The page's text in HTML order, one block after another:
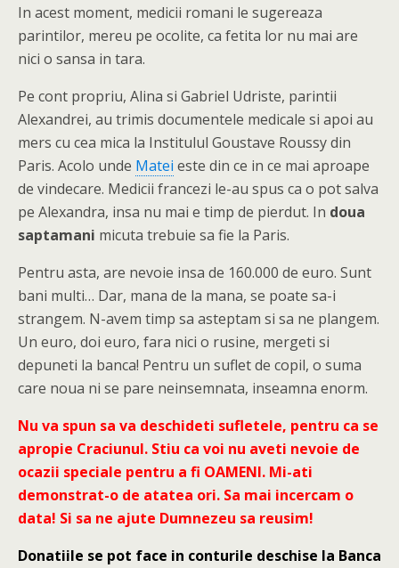
In acest moment, medicii romani le sugereaza
parintilor, mereu pe ocolite, ca fetita lor nu mai are
nici o sansa in tara.
Pe cont propriu, Alina si Gabriel Udriste, parintii
Alexandrei, au trimis documentele medicale si apoi au
mers cu cea mica la Institulul Goustave Roussy din
Paris. Acolo unde Matei este din ce in ce mai aproape
de vindecare. Medicii francezi le-au spus ca o pot salva
pe Alexandra, insa nu mai e timp de pierdut. In doua
saptamani micuta trebuie sa fie la Paris.
Pentru asta, are nevoie insa de 160.000 de euro. Sunt
bani multi… Dar, mana de la mana, se poate sa-i
strangem. N-avem timp sa asteptam si sa ne plangem.
Un euro, doi euro, fara nici o rusine, mergeti si
depuneti la banca! Pentru un suflet de copil, o suma
care noua ni se pare neinsemnata, inseamna enorm.
Nu va spun sa va deschideti sufletele, pentru ca se
apropie Craciunul. Stiu ca voi nu aveti nevoie de
ocazii speciale pentru a fi OAMENI. Mi-ati
demonstrat-o de atatea ori. Sa mai incercam o
data! Si sa ne ajute Dumnezeu sa reusim!
Donatiile se pot face in conturile deschise la Banca